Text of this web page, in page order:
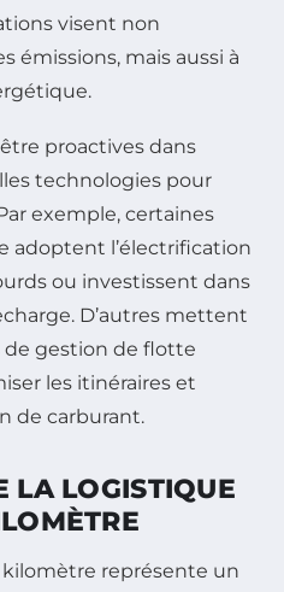
visent non
émissions, mais aussi à
proactives dans
technologies pour
exemple, certaines
adoptent l’électrification
ou investissent dans
D’autres mettent
gestion de flotte
les itinéraires et
de carburant.
LA LOGISTIQUE
représente un